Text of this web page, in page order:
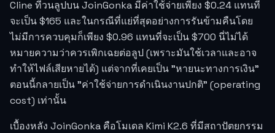
Cline ที่วนลูปบน JoinGonka มีค่าใช้จ่ายเพียง $0.24 แทนที่
จะเป็น $165 และในกรณีที่แย่ที่สุดอย่างการรันข้ามคืนโดย
ไม่มีการควบคุมก็เพียง $0.96 แทนที่จะเป็น $700 นี่ไม่ได้
หมายความว่าควรเพิกเฉยต่อลูป (เพราะมันใช้เวลาและอาจ
ทำให้ไฟล์เสียหายได้) แต่จากที่เคยเป็น "หายนะทางการเงิน"
ตอนนี้กลายเป็น "ค่าใช้จ่ายการดำเนินงานปกติ" (operating
cost) เท่านั้น
เบื้องหลัง JoinGonka คือโมเดล Kimi K2.6 ที่มีสถาปัตยกรรม